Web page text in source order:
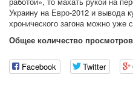
Украину на Евро-2012 и вывода
хронического загона можно уже
Общее количество
Facebook Twitter